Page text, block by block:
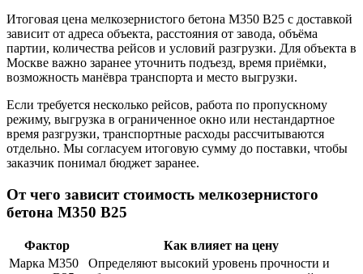
Итоговая цена мелкозернистого бетона М350 В25 с доставкой
зависит от адреса объекта, расстояния от завода, объёма
партии, количества рейсов и условий разгрузки. Для объекта в
Москве важно заранее уточнить подъезд, время приёмки,
возможность манёвра транспорта и место выгрузки.
Если требуется несколько рейсов, работа по пропускному
режиму, выгрузка в ограниченное окно или нестандартное
время разгрузки, транспортные расходы рассчитываются
отдельно. Мы согласуем итоговую сумму до поставки, чтобы
заказчик понимал бюджет заранее.
От чего зависит стоимость мелкозернистого
бетона М350 В25
Фактор
Как влияет на цену
Марка М350
Определяют высокий уровень прочности и